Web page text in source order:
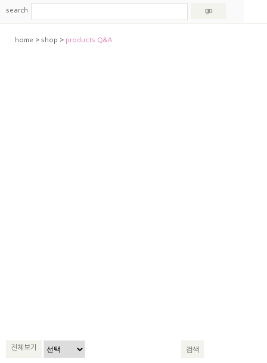
search
home > shop > products Q&A
전체보기